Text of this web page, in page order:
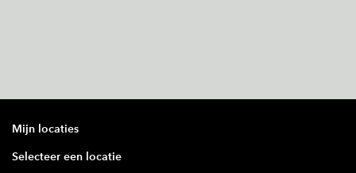
Mijn locaties
Selecteer een locatie